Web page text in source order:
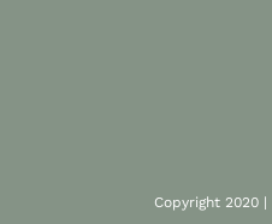
Copyright 2020 |